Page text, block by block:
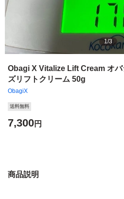
1/3
Obagi X Vitalize Lift Cream オバ
ズリフトクリーム 50g
ObagiX
送料無料
7,300円
商品説明